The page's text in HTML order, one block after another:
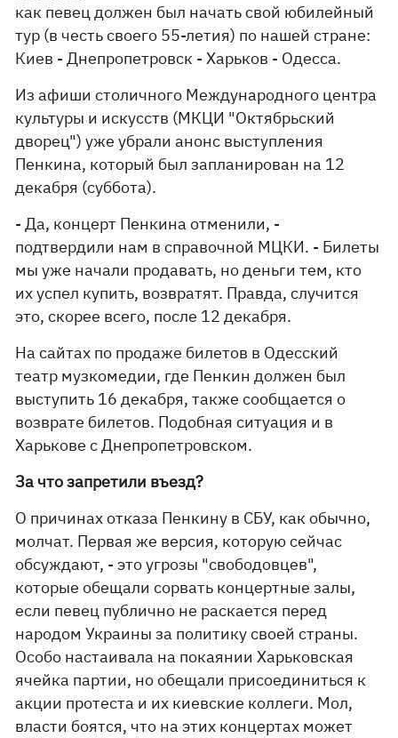
как певец должен был начать свой юбилейный
тур (в честь своего 55-летия) по нашей стране:
Киев - Днепропетровск - Харьков - Одесса.
Из афиши столичного Международного центра
культуры и искусств (МКЦИ "Октябрьский
дворец") уже убрали анонс выступления
Пенкина, который был запланирован на 12
декабря (суббота).
- Да, концерт Пенкина отменили, -
подтвердили нам в справочной МЦКИ. - Билеты
мы уже начали продавать, но деньги тем, кто
их успел купить, возвратят. Правда, случится
это, скорее всего, после 12 декабря.
На сайтах по продаже билетов в Одесский
театр музкомедии, где Пенкин должен был
выступить 16 декабря, также сообщается о
возврате билетов. Подобная ситуация и в
Харькове с Днепропетровском.
За что запретили въезд?
О причинах отказа Пенкину в СБУ, как обычно,
молчат. Первая же версия, которую сейчас
обсуждают, - это угрозы "свободовцев",
которые обещали сорвать концертные залы,
если певец публично не раскается перед
народом Украины за политику своей страны.
Особо настаивала на покаянии Харьковская
ячейка партии, но обещали присоединиться к
акции протеста и их киевские коллеги. Мол,
власти боятся, что на этих концертах может